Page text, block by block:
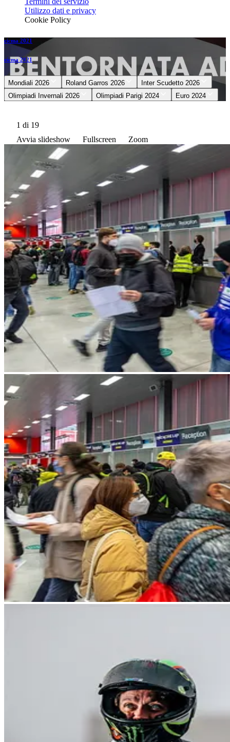
Utilizzo dati e privacy
Cookie Policy
eicma 2021
eicma 2021
Mondiali 2026 Roland Garros 2026
Inter Scudetto 2026
Olimpiadi Invernali 2026
Olimpiadi Parigi 2024 Euro 2024
1 di 19
Avvia slideshow
Fullscreen Zoom